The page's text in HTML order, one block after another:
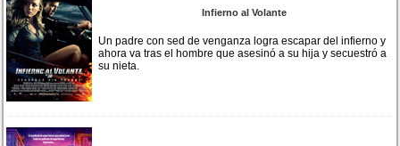
Infierno al Volante
Un padre con sed de venganza logra escapar del infierno y
ahora va tras el hombre que asesinó a su hija y secuestró a
su nieta.